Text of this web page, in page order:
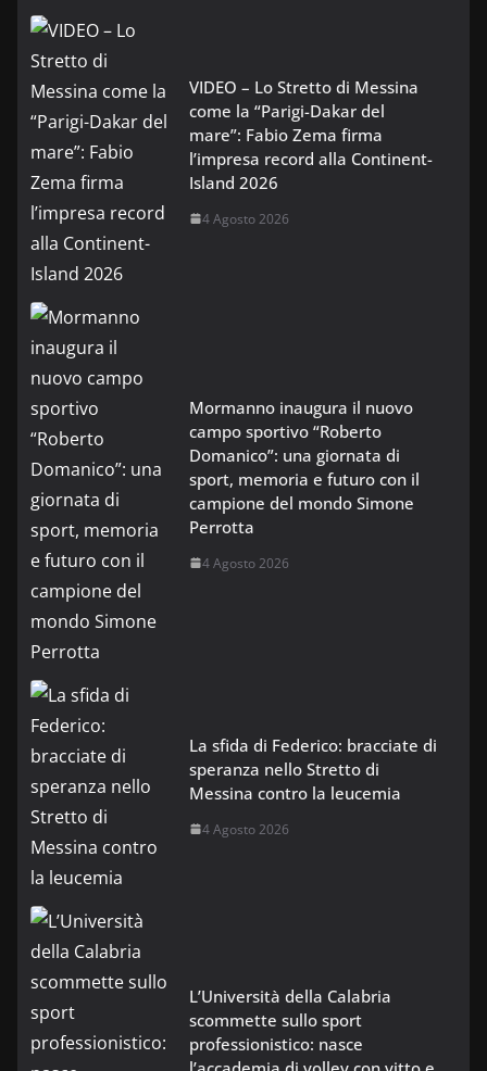
VIDEO – Lo Stretto di Messina
come la “Parigi-Dakar del
mare”: Fabio Zema firma
l’impresa record alla Continent-
Island 2026
4 Agosto 2026
Mormanno inaugura il nuovo
campo sportivo “Roberto
Domanico”: una giornata di
sport, memoria e futuro con il
campione del mondo Simone
Perrotta
4 Agosto 2026
La sfida di Federico: bracciate di
speranza nello Stretto di
Messina contro la leucemia
4 Agosto 2026
L’Università della Calabria
scommette sullo sport
professionistico: nasce